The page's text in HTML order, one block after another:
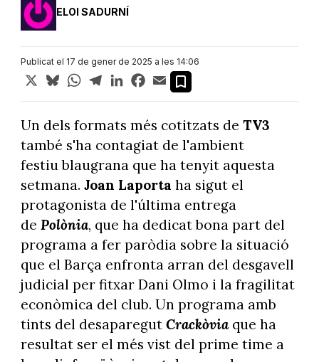
ELOI SADURNÍ
Publicat el 17 de gener de 2025 a les 14:06
X BlueskyWhatsApp
TelegramLinkedInFacebook
Email
Un dels formats més cotitzats de TV3
també s'ha contagiat de l'ambient
festiu blaugrana que ha tenyit aquesta
setmana. Joan Laporta ha sigut el
protagonista de l'última entrega
de Polònia, que ha dedicat bona part del
programa a fer paròdia sobre la situació
que el Barça enfronta arran del desgavell
judicial per fitxar Dani Olmo i la fragilitat
econòmica del club. Un programa amb
tints del desaparegut Crackòviaque ha
resultat ser el més vist del prime time a